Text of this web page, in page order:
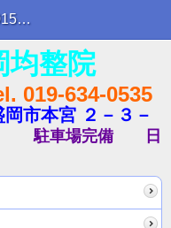
アーカイブ 2015年01月 | ブログ
均整院
019-634-0535
市本宮 ２－３－
駐車場完備
日